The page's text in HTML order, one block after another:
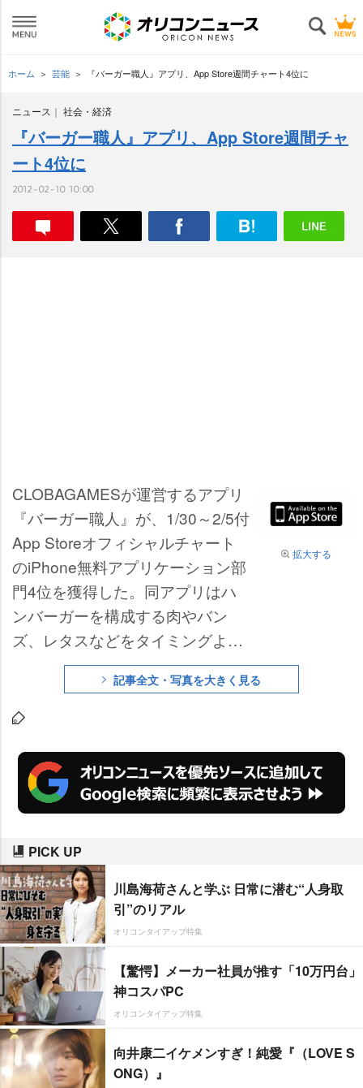
ホーム 芸能 『バーガー職人』アプリ、App Store週間チャート4位に
ニュース 社会・経済
『バーガー職人』アプリ、App Store週間チャ
ート4位に
2012-02-10 10:00
拡大する
CLOBAGAMESが運営するアプリ
『バーガー職人』が、1/30～2/5付
App Storeオフィシャルチャート
のiPhone無料アプリケーション部
門4位を獲得した。同アプリはハ
ンバーガーを構成する肉やバン
ズ、レタスなどをタイミングよく
落とし、綺麗なかたちのハンバー
ガーをつくりあげるゲーム。
記事全文・写真を大きく見る
PICK UP
川島海荷さんと学ぶ 日常に潜む“人身取
引”のリアル
オリコンタイアップ特集
【驚愕】メーカー社員が推す「10万円台」
神コスパPC
オリコンタイアップ特集
向井康二イケメンすぎ！純愛『（LOVE S
ONG）』